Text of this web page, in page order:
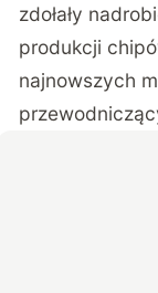
zdołały
produkcji
najnowszych